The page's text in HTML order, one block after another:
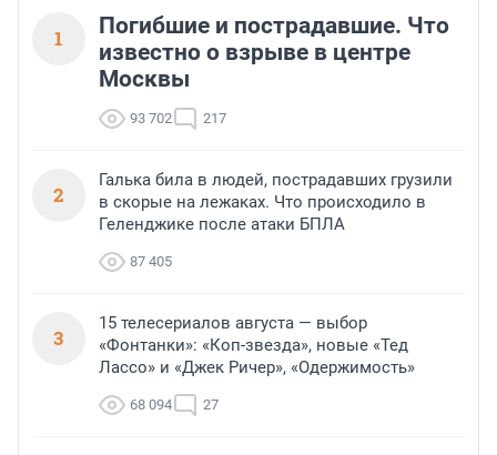
1
Погибшие и пострадавшие. Что
известно о взрыве в центре
Москвы
93 702 217
2
Галька била в людей, пострадавших грузили
в скорые на лежаках. Что происходило в
Геленджике после атаки БПЛА
87 405
3
15 телесериалов августа — выбор
«Фонтанки»: «Коп-звезда», новые «Тед
Лассо» и «Джек Ричер», «Одержимость»
68 094 27